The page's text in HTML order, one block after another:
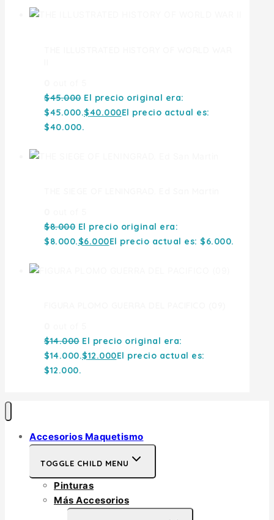
$45.000 El precio original era:
$45.000.$40.000El precio actual es:
$40.000.
$8.000 El precio original era:
$8.000.$6.000El precio actual es: $6.000.
$14.000 El precio original era:
$14.000.$12.000El precio actual es:
$12.000.
Accesorios Maquetismo
TOGGLE CHILD MENU
Pinturas
Más Accesorios